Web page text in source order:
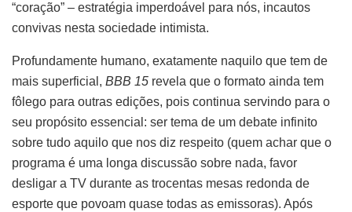
“coração” – estratégia imperdoável para nós, incautos
convivas nesta sociedade intimista.
Profundamente humano, exatamente naquilo que tem de
mais superficial, BBB 15 revela que o formato ainda tem
fôlego para outras edições, pois continua servindo para o
seu propósito essencial: ser tema de um debate infinito
sobre tudo aquilo que nos diz respeito (quem achar que o
programa é uma longa discussão sobre nada, favor
desligar a TV durante as trocentas mesas redonda de
esporte que povoam quase todas as emissoras). Após